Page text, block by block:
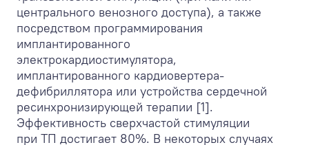
центрального венозного доступа), а также
посредством программирования
имплантированного
электрокардиостимулятора,
имплантированного кардиовертера-
дефибриллятора или устройства сердечной
ресинхронизирующей терапии [1].
Эффективность сверхчастой стимуляции
при ТП достигает 80%. В некоторых случаях